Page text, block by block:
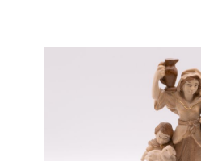
Bildergalerie überspringen